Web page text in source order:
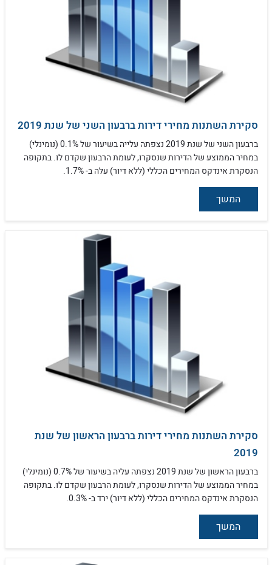
סקירת השתנות מחירי דירות ברבעון השני של שנת 2019
ברבעון השני של שנת 2019 נצפתה עלייה בשיעור של 0.1% (נומינלי)
במחיר הממוצע של הדירות שנסקרו, לעומת הרבעון שקדם לו. בתקופה
הנסקרת אינדקס המחירים הכללי (ללא דיור) עלה ב- 1.7%.
המשך
סקירת השתנות מחירי דירות ברבעון הראשון של שנת
2019
ברבעון הראשון של שנת 2019 נצפתה עליה בשיעור של 0.7% (נומינלי)
במחיר הממוצע של הדירות שנסקרו, לעומת הרבעון שקדם לו. בתקופה
הנסקרת אינדקס המחירים הכללי (ללא דיור) ירד ב- 0.3%.
המשך